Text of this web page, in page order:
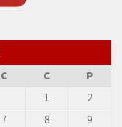
C C
P
1
2
7 8
9